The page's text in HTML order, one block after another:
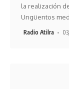
la realización
Ungüentos
Radio Atilra